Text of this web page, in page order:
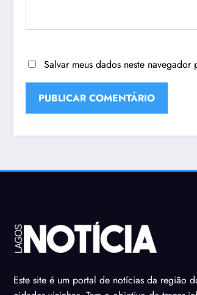
Salvar meus dados neste
Este site é um portal de notícias da região